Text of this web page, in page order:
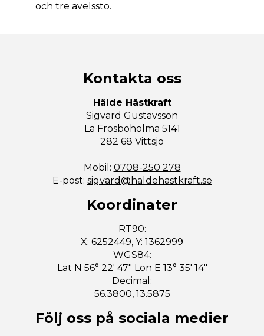
och tre avelssto.
Kontakta oss
Hälde Hästkraft
Sigvard Gustavsson
La Frösboholma 5141
282 68 Vittsjö
Mobil: 0708-250 278
E-post: sigvard@haldehastkraft.se
Koordinater
RT90:
X: 6252449, Y: 1362999
WGS84:
Lat N 56° 22′ 47″ Lon E 13° 35′ 14″
Decimal:
56.3800, 13.5875
Följ oss på sociala medier